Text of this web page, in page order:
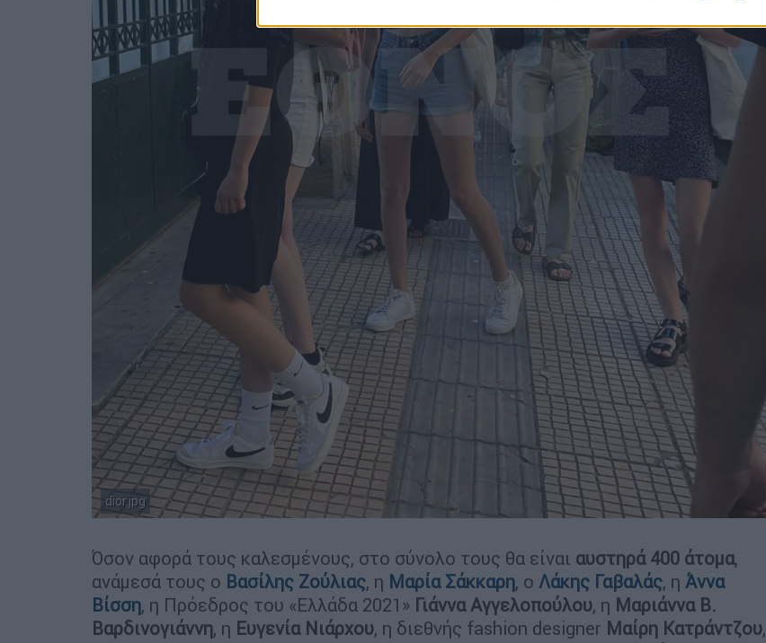
dior.jpg
Copyright: Γεώργιος Παπαϊωάννου
Όσον αφορά τους καλεσμένους, στο σύνολο τους θα είναι αυστηρά 400 άτομα,
ανάμεσά τους ο Βασίλης Ζούλιας, η Μαρία Σάκκαρη, ο Λάκης Γαβαλάς, η Άννα
Βίσση, η Πρόεδρος του «Ελλάδα 2021» Γιάννα Αγγελοπούλου, η Μαριάννα Β.
Βαρδινογιάννη, η Ευγενία Νιάρχου, η διεθνής fashion designer Μαίρη Κατράντζου,